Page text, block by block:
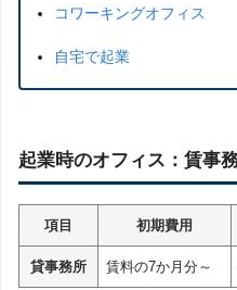
コワーキングオフィス
自宅で起業
起業時のオフィス：賃事
項目 初期費用
貸事務所 賃料の7か月分～